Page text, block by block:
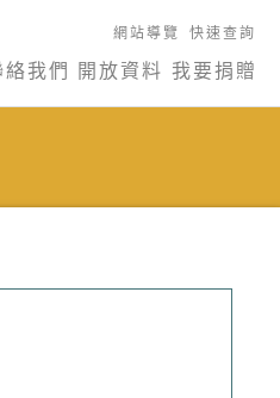
網站導覽 快速查詢
絡我們 開放資料 我要捐贈